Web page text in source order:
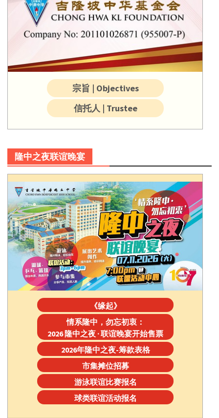
宗旨 | Objectives
信托人 | Trustee
隆中之夜联谊晚宴
《缘起》
情系隆中，勿忘初衷：
2026 隆中之夜 · 联谊晚宴开始售票
2026年隆中之夜-筹款表格
市集摊位招募
游泳联谊比赛报名
球类联谊活动报名